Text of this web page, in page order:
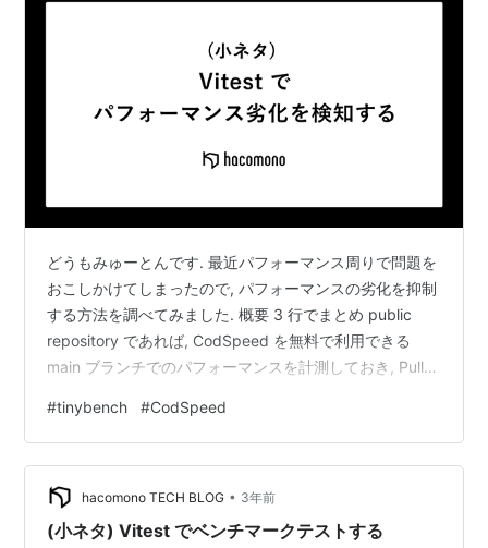
どうもみゅーとんです. 最近パフォーマンス周りで問題を
おこしかけてしまったので, パフォーマンスの劣化を抑制
する方法を調べてみました. 概要 3 行でまとめ public
repository であれば, CodSpeed を無料で利用できる
main ブランチでのパフォーマンスを計測しておき, Pull
内部処理を詳細に追うことができる 前提知識 vitest でパ
フォーマンステストを行う構成ができていることが条件
になります. 導入方法についてはこの記事を確認してくだ
さい. techblog.hacomono.jp Cod…
#tinybench #CodSpeed
hacomono TECH BLOG • 3年前
(小ネタ) Vitest でベンチマークテストする